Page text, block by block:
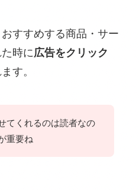
すすめする商品・サー
時に広告をクリック
す。
てくれるのは読者なの
重要ね